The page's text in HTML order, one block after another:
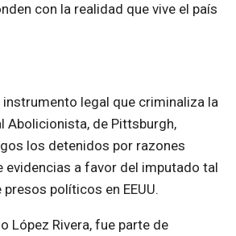
con la realidad que vive el país
legal que criminaliza la
Abolicionista, de Pittsburgh,
los detenidos por razones
evidencias a favor del imputado tal
políticos en EEUU.
López Rivera, fue parte de